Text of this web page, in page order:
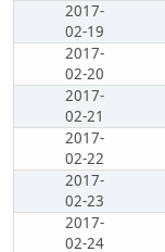
2017-
02-19
2017-
02-20
2017-
02-21
2017-
02-22
2017-
02-23
2017-
02-24